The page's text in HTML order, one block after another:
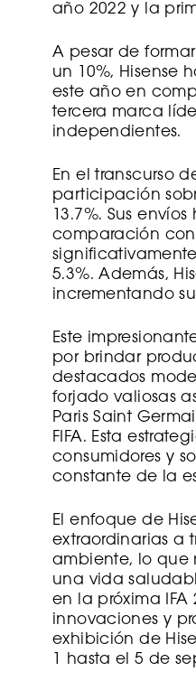
año 2022 y la
A pesar de
un 10%, Hisense
este año en
tercera marca
independientes.
En el transcurso
participación
13.7%. Sus
comparación con
5.3%. Además,
incrementando
Este
por brindar
destacados
forjado valiosas
Paris Saint
FIFA. Esta
consumidores y
constante de la
El enfoque de
extraordinarias a
ambiente, lo que
una vida
en la próxima IFA
innovaciones y
exhibición de
1 hasta el 5 de